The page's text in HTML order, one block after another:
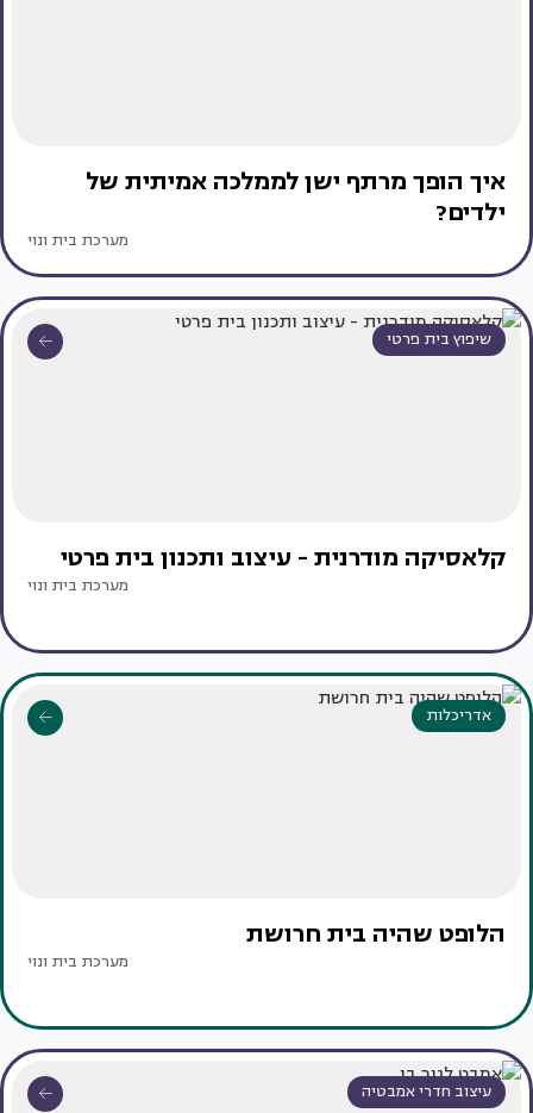
איך הופך מרתף ישן לממלכה אמיתית של
ילדים?
מערכת בית ונוי
שיפוץ בית פרטי
קלאסיקה מודרנית - עיצוב ותכנון בית פרטי
מערכת בית ונוי
אדריכלות
הלופט שהיה בית חרושת
מערכת בית ונוי
עיצוב חדרי אמבטיה